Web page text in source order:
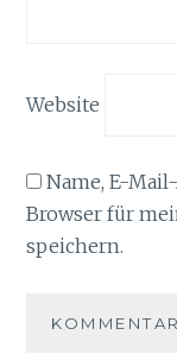
Website
Name, E-
Browser für
speichern.